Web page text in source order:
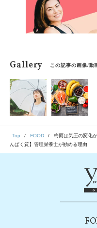
Gallery この記事の画像/動
Top FOOD
梅雨は気圧の変化
んぱく質】管理栄養士が勧める理由